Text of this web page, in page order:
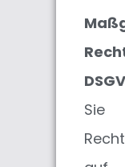
Sie